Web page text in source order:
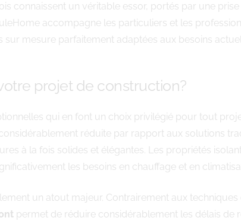
connaissent un véritable essor, portés par une
accompagne les particuliers et les
sur mesure parfaitement adaptées aux besoins
projet de construction?
qui en font un choix privilégié pour tout
réduite par rapport aux solutions
à la fois solides et élégantes. Les propriétés
les besoins en chauffage et en
un atout majeur. Contrairement aux
permet de réduire considérablement les délais de